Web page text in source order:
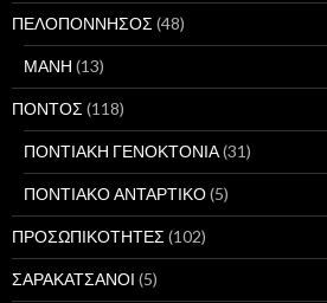
ΠΕΛΟΠΟΝΝΗΣΟΣ (48)
ΜΑΝΗ (13)
ΠΟΝΤΟΣ (118)
ΠΟΝΤΙΑΚΗ ΓΕΝΟΚΤΟΝΙΑ(31)
ΠΟΝΤΙΑΚΟ ΑΝΤΑΡΤΙΚΟ(5)
ΠΡΟΣΩΠΙΚΟΤΗΤΕΣ (102)
ΣΑΡΑΚΑΤΣΑΝΟΙ (5)